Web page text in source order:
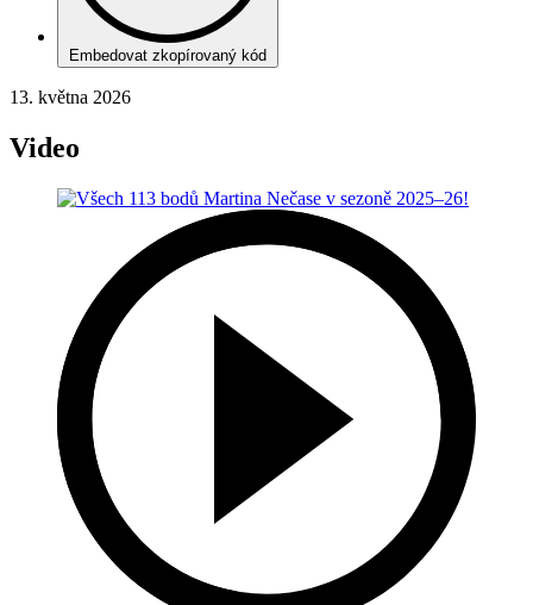
Embedovat zkopírovaný kód
13. května 2026
Video